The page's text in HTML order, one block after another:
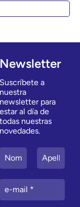
Newsletter
Suscríbete a
nuestra
newsletter para
estar al día de
todas nuestras
novedades.